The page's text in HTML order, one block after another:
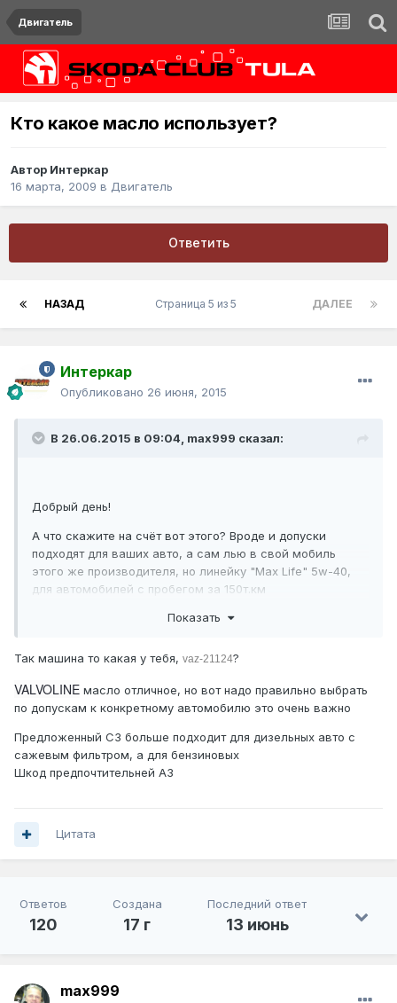
Двигатель
Кто какое масло использует?
Автор Интеркар
16 марта, 2009 в Двигатель
Ответить
НАЗАД ДАЛЕЕ
Страница 5 из 5
Интеркар
Опубликовано 26 июня, 2015
В 26.06.2015 в 09:04, max999 сказал:
Добрый день!
А что скажите на счёт вот этого? Вроде и допуски
подходят для ваших авто, а сам лью в свой мобиль
этого же производителя, но линейку "Max Life" 5w-40,
для автомобилей с пробегом за 150т.км
5W-30", 4л
Показать
Так машина то какая у тебя, vaz-21124?
VALVOLINE масло отличное, но вот надо правильно выбрать
по допускам к конкретному автомобилю это очень важно
Предложенный С3 больше подходит для дизельных авто с
сажевым фильтром, а для бензиновых
Шкод предпочтительней A3
Цитата
Ответов
120
Создана
17 г
Последний ответ
13 июнь
max999